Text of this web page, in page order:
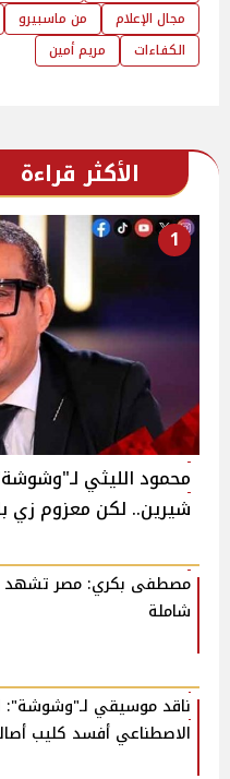
مجال الإعلام
من ماسبيرو
الكفاءات
مريم أمين
الأكثر قراءة
1
محمود الليثي
شيرين.. لكن معزوم زي
مصطفى بكري: مصر تشهد
شاملة
ناقد موسيقي لـ"وشوشة":
الاصطناعي أفسد كليب